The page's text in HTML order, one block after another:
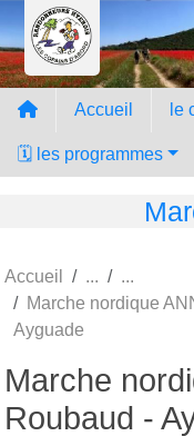
Accueil le
🗓️ les programmes
Accueil
Marche nordique
Ayguade
Marche
Roubaud -
Panneau de gestion